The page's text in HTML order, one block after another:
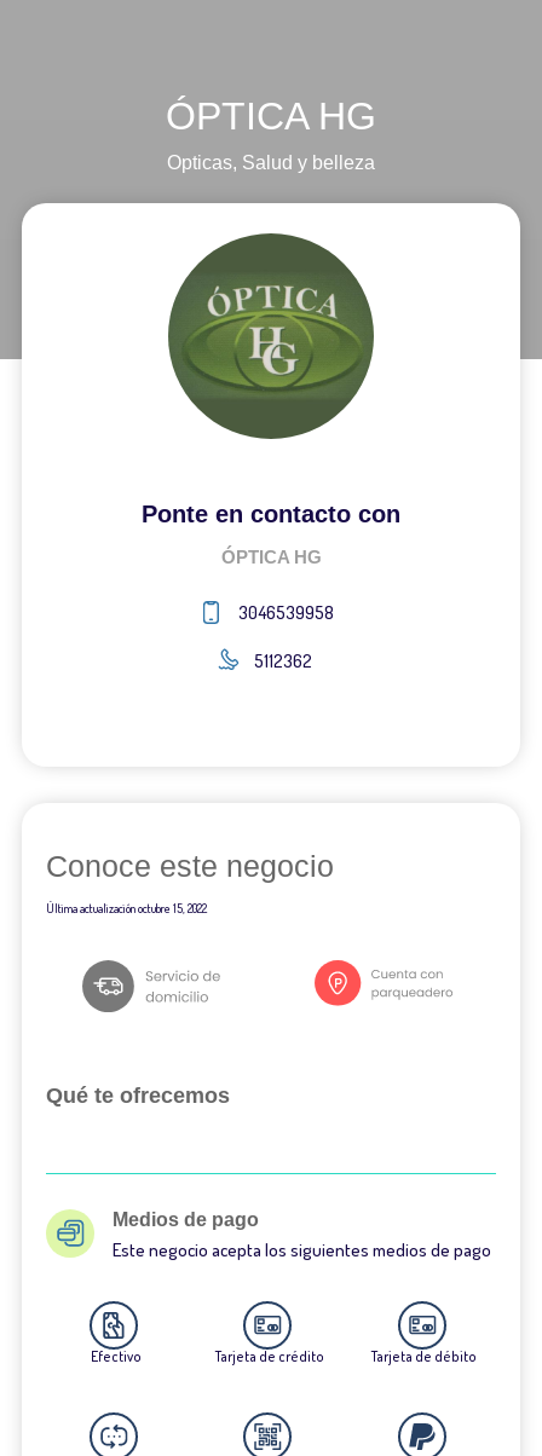
ÓPTICA HG
Opticas, Salud y belleza
Ponte en contacto con
ÓPTICA HG
3046539958
5112362
Conoce este negocio
Última actualizaciónoctubre 15, 2022
Qué te ofrecemos
Medios de pago
Este negocio acepta los siguientes medios de pago
Efectivo Tarjeta de crédito Tarjeta de débito